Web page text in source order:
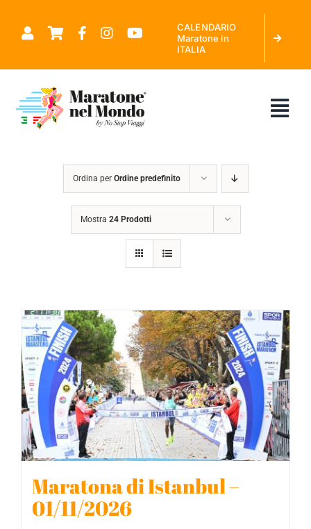
CALENDARIO
Maratone in
ITALIA
CHI SIAMO
MARATONE NEL MONDO
CALENDARIO MARATONE IN ITALIA
BLOG
CONTATTACI
Ordina per Ordine predefinito
Mostra 24 Prodotti
Maratona di Istanbul –
01/11/2026